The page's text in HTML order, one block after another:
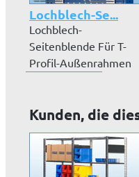
Lochblech-Se...
Lochblech-
Seitenblende Für T-
Profil-Außenrahmen
Kunden, die